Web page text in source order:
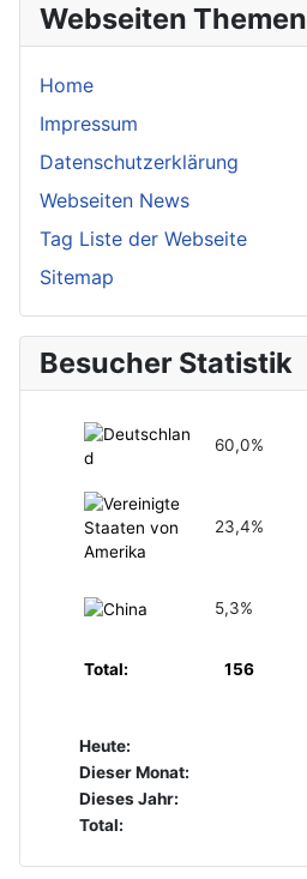
Webseiten Themen
Home
Impressum
Datenschutzerklärung
Webseiten News
Tag Liste der Webseite
Sitemap
Besucher Statistik
60,0%
23,4%
5,3%
Total: 156
Heute:
Dieser Monat:
Dieses Jahr:
Total: